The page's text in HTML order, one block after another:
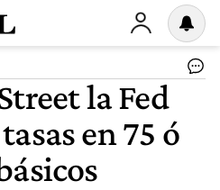
la Fed
en 75 ó